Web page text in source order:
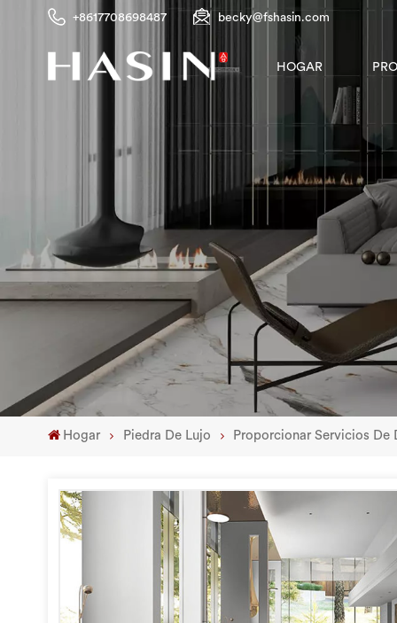
+8617708698487 becky@fshasin.com
HOGAR
Hogar Piedra De Lujo Proporcionar Servicios De